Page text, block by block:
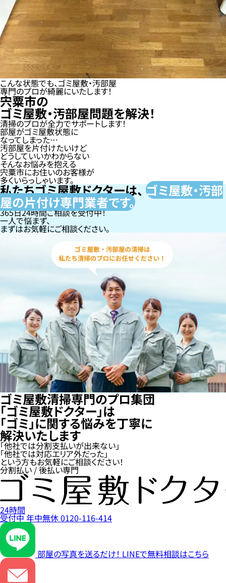
こんな状態でも、ゴミ屋敷・汚部屋
専門のプロが綺麗にいたします！
宍粟市の
ゴミ屋敷・汚部屋問題を解決！
清掃のプロが全力でサポートします！
部屋がゴミ屋敷状態に
なってしまった…
汚部屋を片付けたいけど
どうしていいかわからない
そんなお悩みを抱える
宍粟市にお住いのお客様が
多くいらっしゃいます。
私たちゴミ屋敷ドクターは、ゴミ屋敷・汚部
屋の片付け専門業者です。
365日24時間ご相談を受付中！
一人で悩まず、
まずはお気軽にご相談ください。
ゴミ屋敷清掃専門のプロ集団
「ゴミ屋敷ドクター」は
「ゴミ」に関する悩みを丁寧に
解決いたします
「他社では分割支払いが出来ない」
「他社では対応エリア外だった」
という方もお気軽にご相談ください！
分割払い / 後払い専門
24時間
受付中年中無休0120-116-414
部屋の写真を送るだけ！ LINEで無料相談はこちら